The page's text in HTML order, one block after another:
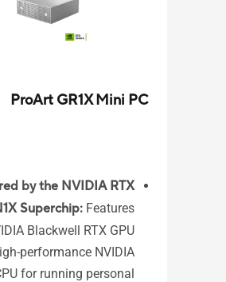
ProArt GR1X Mini PC
by the NVIDIA RTX
Superchip: Features
Blackwell RTX GPU
performance NVIDIA
for running personal